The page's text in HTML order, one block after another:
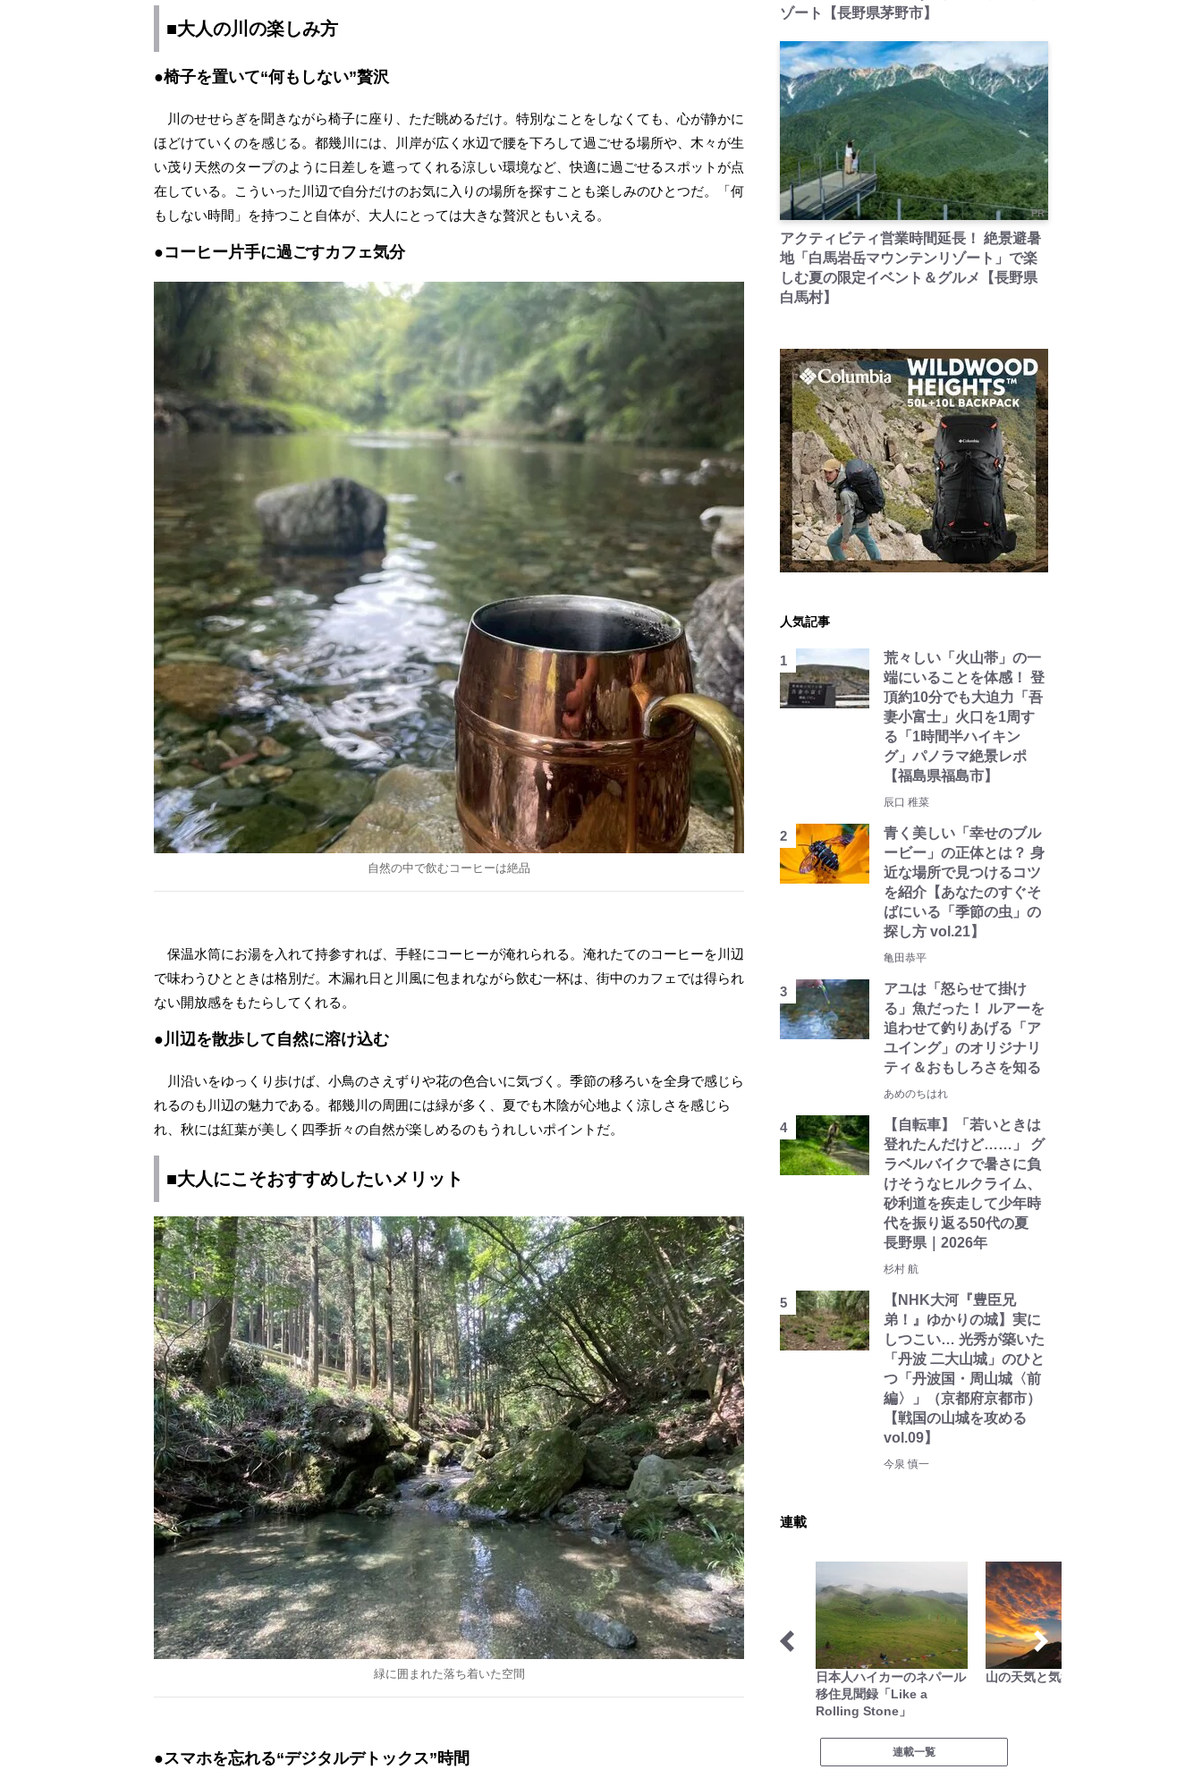
■大人の川の楽しみ方
●椅子を置いて“何もしない”贅沢
川のせせらぎを聞きながら椅子に座り、ただ眺めるだけ。特別なことをしなくても、心が静かに
ほどけていくのを感じる。都幾川には、川岸が広く水辺で腰を下ろして過ごせる場所や、木々が生
い茂り天然のタープのように日差しを遮ってくれる涼しい環境など、快適に過ごせるスポットが点
在している。こういった川辺で自分だけのお気に入りの場所を探すことも楽しみのひとつだ。「何
もしない時間」を持つこと自体が、大人にとっては大きな贅沢ともいえる。
●コーヒー片手に過ごすカフェ気分
自然の中で飲むコーヒーは絶品
保温水筒にお湯を入れて持参すれば、手軽にコーヒーが淹れられる。淹れたてのコーヒーを川辺
で味わうひとときは格別だ。木漏れ日と川風に包まれながら飲む一杯は、街中のカフェでは得られ
ない開放感をもたらしてくれる。
●川辺を散歩して自然に溶け込む
川沿いをゆっくり歩けば、小鳥のさえずりや花の色合いに気づく。季節の移ろいを全身で感じら
れるのも川辺の魅力である。都幾川の周囲には緑が多く、夏でも木陰が心地よく涼しさを感じら
れ、秋には紅葉が美しく四季折々の自然が楽しめるのもうれしいポイントだ。
■大人にこそおすすめしたいメリット
緑に囲まれた落ち着いた空間
●スマホを忘れる“デジタルデトックス”時間
ゾート【長野県茅野市】
PR
アクティビティ営業時間延長！ 絶景避暑
地「白馬岩岳マウンテンリゾート」で楽
しむ夏の限定イベント＆グルメ【長野県
白馬村】
人気記事
荒々しい「火山帯」の一
端にいることを体感！ 登
頂約10分でも大迫力「吾
妻小富士」火口を1周す
る「1時間半ハイキン
グ」パノラマ絶景レポ
【福島県福島市】
辰口 稚菜
青く美しい「幸せのブル
ービー」の正体とは？ 身
近な場所で見つけるコツ
を紹介【あなたのすぐそ
ばにいる「季節の虫」の
探し方 vol.21】
亀田恭平
アユは「怒らせて掛け
る」魚だった！ ルアーを
追わせて釣りあげる「ア
ユイング」のオリジナリ
ティ＆おもしろさを知る
あめのちはれ
【自転車】「若いときは
登れたんだけど……」 グ
ラベルバイクで暑さに負
けそうなヒルクライム、
砂利道を疾走して少年時
代を振り返る50代の夏
長野県｜2026年
杉村 航
【NHK大河『豊臣兄
弟！』ゆかりの城】実に
しつこい… 光秀が築いた
「丹波 二大山城」のひと
つ「丹波国・周山城〈前
編〉」（京都府京都市）
【戦国の山城を攻める
vol.09】
今泉 慎一
連載
拝啓絶景
日本人ハイカーのネパール
移住見聞録「Like a
Rolling Stone」
山の天気と気象
連載一覧